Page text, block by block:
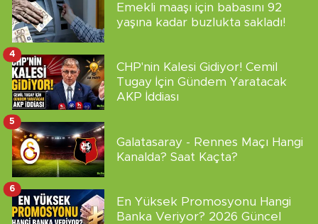
Emekli maaşı için babasını 92
yaşına kadar buzlukta sakladı!
CHP'nin Kalesi Gidiyor! Cemil
Tugay İçin Gündem Yaratacak
AKP İddiası
4
Galatasaray - Rennes Maçı Hangi
Kanalda? Saat Kaçta?
5
En Yüksek Promosyonu Hangi
Banka Veriyor? 2026 Güncel
6